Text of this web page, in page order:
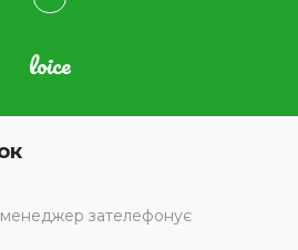
loice
зателефонує